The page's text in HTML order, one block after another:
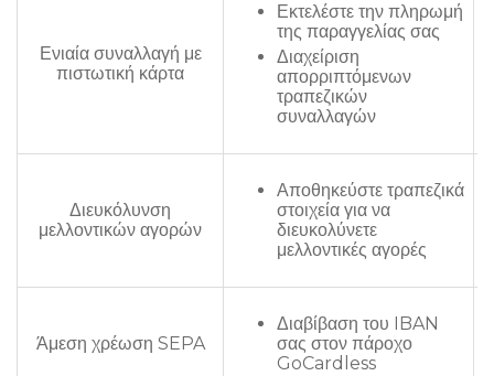
Ενιαία συναλλαγή με
πιστωτική κάρτα
Εκτελέστε την πληρωμή
της παραγγελίας σας
Διαχείριση
απορριπτόμενων
τραπεζικών
συναλλαγών
Διευκόλυνση
μελλοντικών αγορών
Αποθηκεύστε τραπεζικά
στοιχεία για να
διευκολύνετε
μελλοντικές αγορές
Άμεση χρέωση SEPA
Διαβίβαση του IBAN
σας στον πάροχο
GoCardless